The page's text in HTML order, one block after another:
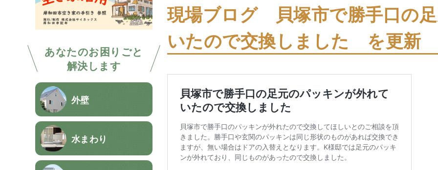
あなたのお困りごと
解決します
外壁
水まわり
現場ブログ 貝塚市で勝手口の
いたので交換しました を更新